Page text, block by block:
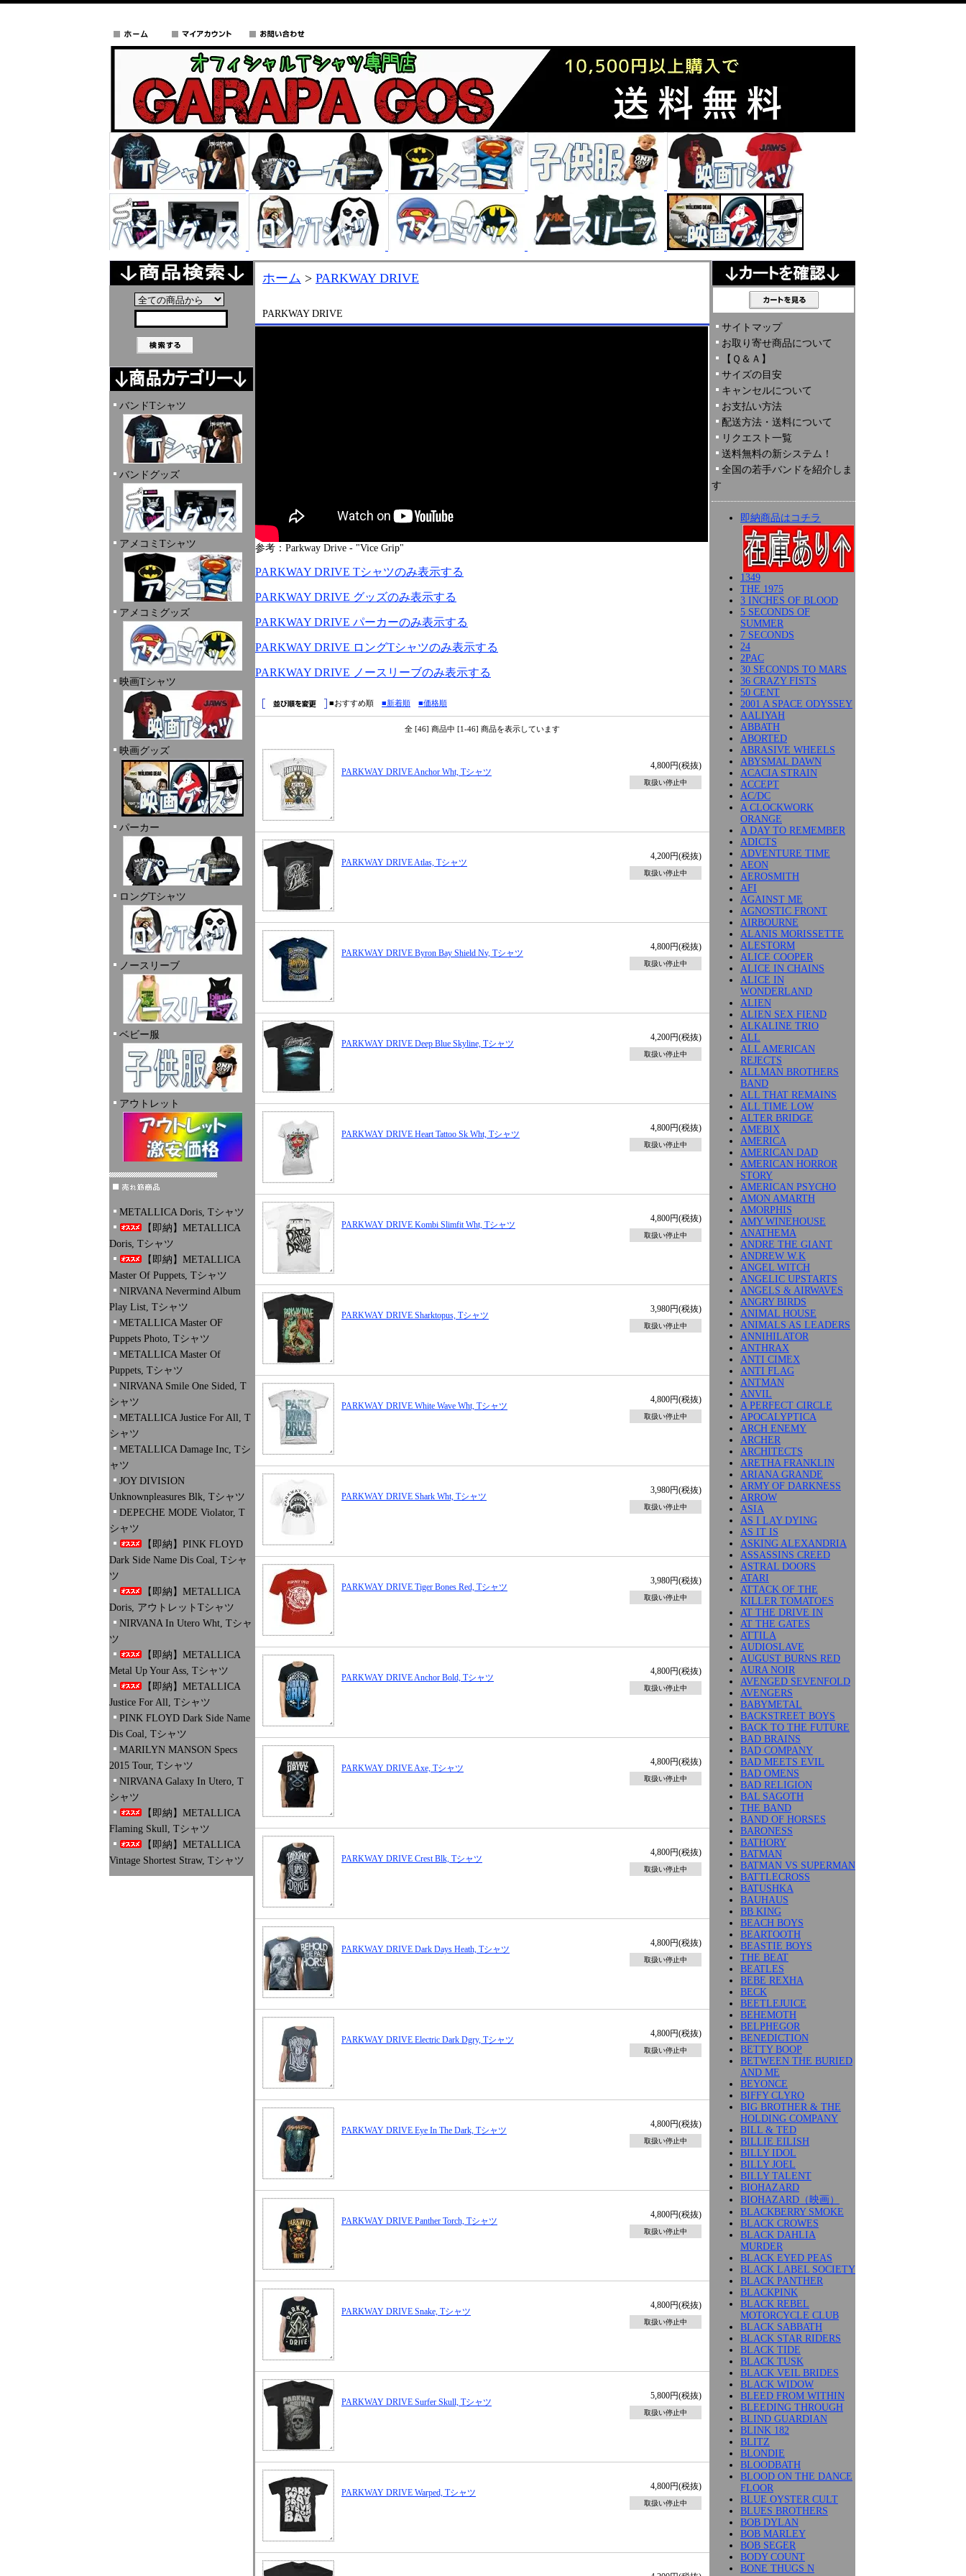
バンドTシャツ
バンドグッズ
アメコミTシャツ
アメコミグッズ
映画Tシャツ
映画グッズ
パーカー
ロングTシャツ
ノースリーブ
ベビー服
アウトレット
METALLICA Doris, Tシャツ
【即納】METALLICA
Doris, Tシャツ
【即納】METALLICA
Master Of Puppets, Tシャツ
NIRVANA Nevermind Album
Play List, Tシャツ
METALLICA Master OF
Puppets Photo, Tシャツ
METALLICA Master Of
Puppets, Tシャツ
NIRVANA Smile One Sided, T
シャツ
METALLICA Justice For All, T
シャツ
METALLICA Damage Inc, Tシ
ャツ
JOY DIVISION
Unknownpleasures Blk, Tシャツ
DEPECHE MODE Violator, T
シャツ
【即納】PINK FLOYD
Dark Side Name Dis Coal, Tシャ
ツ
【即納】METALLICA
Doris, アウトレットTシャツ
NIRVANA In Utero Wht, Tシャ
ツ
【即納】METALLICA
Metal Up Your Ass, Tシャツ
【即納】METALLICA
Justice For All, Tシャツ
PINK FLOYD Dark Side Name
Dis Coal, Tシャツ
MARILYN MANSON Specs
2015 Tour, Tシャツ
NIRVANA Galaxy In Utero, T
シャツ
【即納】METALLICA
Flaming Skull, Tシャツ
【即納】METALLICA
Vintage Shortest Straw, Tシャツ
ホーム > PARKWAY DRIVE
PARKWAY DRIVE
参考：Parkway Drive - "Vice Grip"
PARKWAY DRIVE Tシャツのみ表示する
PARKWAY DRIVE グッズのみ表示する
PARKWAY DRIVE パーカーのみ表示する
PARKWAY DRIVE ロングTシャツのみ表示する
PARKWAY DRIVE ノースリーブのみ表示する
■おすすめ順 ■新着順 ■価格順
全 [46] 商品中 [1-46] 商品を表示しています
PARKWAY DRIVE Anchor Wht, Tシャツ
4,800円(税抜)
取扱い停止中
PARKWAY DRIVE Atlas, Tシャツ
4,200円(税抜)
取扱い停止中
PARKWAY DRIVE Byron Bay Shield Nv, Tシャツ
4,800円(税抜)
取扱い停止中
PARKWAY DRIVE Deep Blue Skyline, Tシャツ
4,200円(税抜)
取扱い停止中
PARKWAY DRIVE Heart Tattoo Sk Wht, Tシャツ
4,800円(税抜)
取扱い停止中
PARKWAY DRIVE Kombi Slimfit Wht, Tシャツ
4,800円(税抜)
取扱い停止中
PARKWAY DRIVE Sharktopus, Tシャツ
3,980円(税抜)
取扱い停止中
PARKWAY DRIVE White Wave Wht, Tシャツ
4,800円(税抜)
取扱い停止中
PARKWAY DRIVE Shark Wht, Tシャツ
3,980円(税抜)
取扱い停止中
PARKWAY DRIVE Tiger Bones Red, Tシャツ
3,980円(税抜)
取扱い停止中
PARKWAY DRIVE Anchor Bold, Tシャツ
4,800円(税抜)
取扱い停止中
PARKWAY DRIVE Axe, Tシャツ
4,800円(税抜)
取扱い停止中
PARKWAY DRIVE Crest Blk, Tシャツ
4,800円(税抜)
取扱い停止中
PARKWAY DRIVE Dark Days Heath, Tシャツ
4,800円(税抜)
取扱い停止中
PARKWAY DRIVE Electric Dark Dgry, Tシャツ
4,800円(税抜)
取扱い停止中
PARKWAY DRIVE Eye In The Dark, Tシャツ
4,800円(税抜)
取扱い停止中
PARKWAY DRIVE Panther Torch, Tシャツ
4,800円(税抜)
取扱い停止中
PARKWAY DRIVE Snake, Tシャツ
4,800円(税抜)
取扱い停止中
PARKWAY DRIVE Surfer Skull, Tシャツ
5,800円(税抜)
取扱い停止中
PARKWAY DRIVE Warped, Tシャツ
4,800円(税抜)
取扱い停止中
サイトマップ
お取り寄せ商品について
【Ｑ＆Ａ】
サイズの目安
キャンセルについて
お支払い方法
配送方法・送料について
リクエスト一覧
送料無料の新システム！
全国の若手バンドを紹介しま
す
即納商品はコチラ
1349
THE 1975
3 INCHES OF BLOOD
5 SECONDS OF
SUMMER
7 SECONDS
24
2PAC
30 SECONDS TO MARS
36 CRAZY FISTS
50 CENT
2001 A SPACE ODYSSEY
AALIYAH
ABBATH
ABORTED
ABRASIVE WHEELS
ABYSMAL DAWN
ACACIA STRAIN
ACCEPT
AC/DC
A CLOCKWORK
ORANGE
A DAY TO REMEMBER
ADICTS
ADVENTURE TIME
AEON
AEROSMITH
AFI
AGAINST ME
AGNOSTIC FRONT
AIRBOURNE
ALANIS MORISSETTE
ALESTORM
ALICE COOPER
ALICE IN CHAINS
ALICE IN
WONDERLAND
ALIEN
ALIEN SEX FIEND
ALKALINE TRIO
ALL
ALL AMERICAN
REJECTS
ALLMAN BROTHERS
BAND
ALL THAT REMAINS
ALL TIME LOW
ALTER BRIDGE
AMEBIX
AMERICA
AMERICAN DAD
AMERICAN HORROR
STORY
AMERICAN PSYCHO
AMON AMARTH
AMORPHIS
AMY WINEHOUSE
ANATHEMA
ANDRE THE GIANT
ANDREW W.K
ANGEL WITCH
ANGELIC UPSTARTS
ANGELS & AIRWAVES
ANGRY BIRDS
ANIMAL HOUSE
ANIMALS AS LEADERS
ANNIHILATOR
ANTHRAX
ANTI CIMEX
ANTI FLAG
ANTMAN
ANVIL
A PERFECT CIRCLE
APOCALYPTICA
ARCH ENEMY
ARCHER
ARCHITECTS
ARETHA FRANKLIN
ARIANA GRANDE
ARMY OF DARKNESS
ARROW
ASIA
AS I LAY DYING
AS IT IS
ASKING ALEXANDRIA
ASSASSINS CREED
ASTRAL DOORS
ATARI
ATTACK OF THE
KILLER TOMATOES
AT THE DRIVE IN
AT THE GATES
ATTILA
AUDIOSLAVE
AUGUST BURNS RED
AURA NOIR
AVENGED SEVENFOLD
AVENGERS
BABYMETAL
BACKSTREET BOYS
BACK TO THE FUTURE
BAD BRAINS
BAD COMPANY
BAD MEETS EVIL
BAD OMENS
BAD RELIGION
BAL SAGOTH
THE BAND
BAND OF HORSES
BARONESS
BATHORY
BATMAN
BATMAN VS SUPERMAN
BATTLECROSS
BATUSHKA
BAUHAUS
BB KING
BEACH BOYS
BEARTOOTH
BEASTIE BOYS
THE BEAT
BEATLES
BEBE REXHA
BECK
BEETLEJUICE
BEHEMOTH
BELPHEGOR
BENEDICTION
BETTY BOOP
BETWEEN THE BURIED
AND ME
BEYONCE
BIFFY CLYRO
BIG BROTHER & THE
HOLDING COMPANY
BILL & TED
BILLIE EILISH
BILLY IDOL
BILLY JOEL
BILLY TALENT
BIOHAZARD
BIOHAZARD（映画）
BLACKBERRY SMOKE
BLACK CROWES
BLACK DAHLIA
MURDER
BLACK EYED PEAS
BLACK LABEL SOCIETY
BLACK PANTHER
BLACKPINK
BLACK REBEL
MOTORCYCLE CLUB
BLACK SABBATH
BLACK STAR RIDERS
BLACK TIDE
BLACK TUSK
BLACK VEIL BRIDES
BLACK WIDOW
BLEED FROM WITHIN
BLEEDING THROUGH
BLIND GUARDIAN
BLINK 182
BLITZ
BLONDIE
BLOODBATH
BLOOD ON THE DANCE
FLOOR
BLUE OYSTER CULT
BLUES BROTHERS
BOB DYLAN
BOB MARLEY
BOB SEGER
BODY COUNT
BONE THUGS N